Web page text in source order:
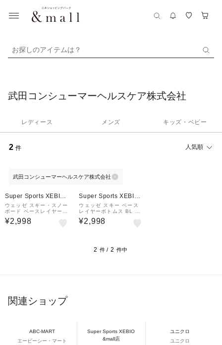
お探しのアイテムは？
武田コンシューマーヘルスケア株式会社
レディース メンズ キッズ・ベビー
2 件 人気順
武田コンシューマーヘルスケア株式会社
Super Sports XEBIO
&mall店
ウェッゼ スキー・スノー
ボード ベースレイヤー
トップス 500 8759460
¥2,998
Super Sports XEBIO
&mall店
ウェッゼ スキー ベース
レイヤーボトムス BL 50
0 8759473
¥2,998
2 件 / 2 件中
関連ショップ
ABC-MART
エービーシー・マート
Super Sports XEBIO
&mall店
ユニクロ
ユニクロ